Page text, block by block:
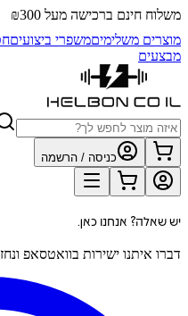
משלוח חינם ברכישה מעל ₪300
מוצרים משלימיםמשפרי ביצועים
מבצעים
כניסה / הרשמה
יש שאלה? אנחנו כאן.
דברו איתנו ישירות בוואטסאפ